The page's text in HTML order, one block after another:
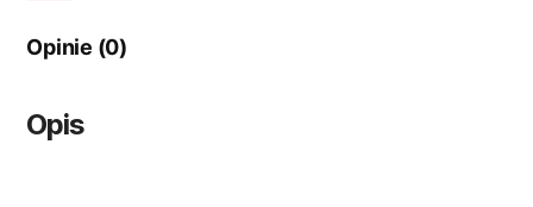
Opinie (0)
Opis